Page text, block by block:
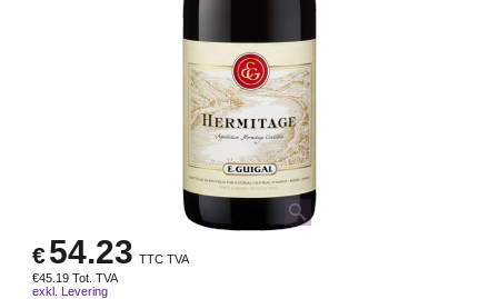
€54.23 TTC TVA
€45.19 Tot. TVA
exkl. Levering